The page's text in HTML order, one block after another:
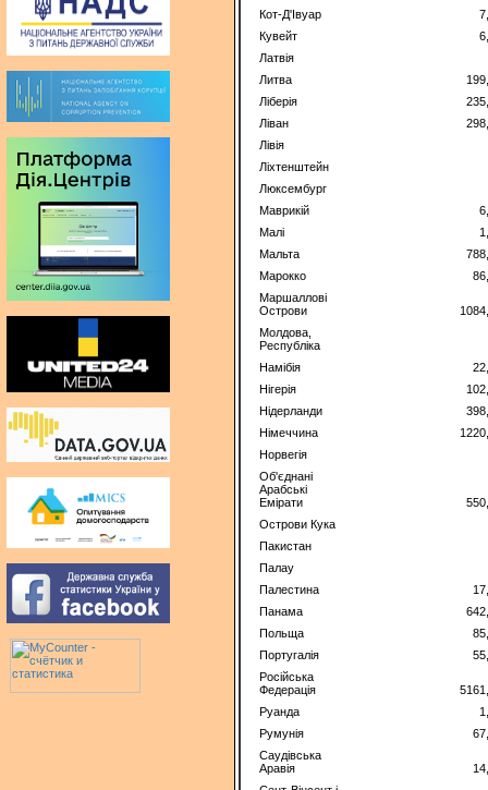
Кот-Д'Івуар
Кувейт
Латвія
Литва
Ліберія
Ліван
Лівія
Ліхтенштейн
Люксембург
Маврикій
Малі
Мальта
Марокко
Маршаллові
Острови
Молдова,
Республіка
Намібія
Нігерія
Нідерланди
Німеччина
Норвегія
Об'єднані
Арабські
Емірати
Острови Кука
Пакистан
Палау
Палестина
Панама
Польща
Португалія
Російська
Федерація
Руанда
Румунія
Саудівська
Аравія